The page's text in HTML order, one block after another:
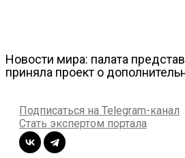
Новости мира: палата
приняла проект о
Подписаться на Telegram-канал
Стать экспертом портала